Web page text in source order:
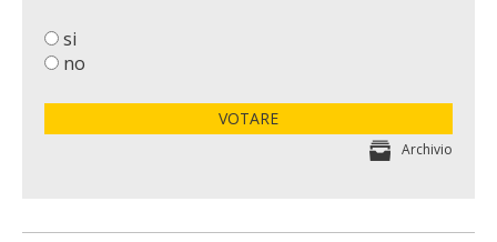
si
no
VOTARE
Archivio